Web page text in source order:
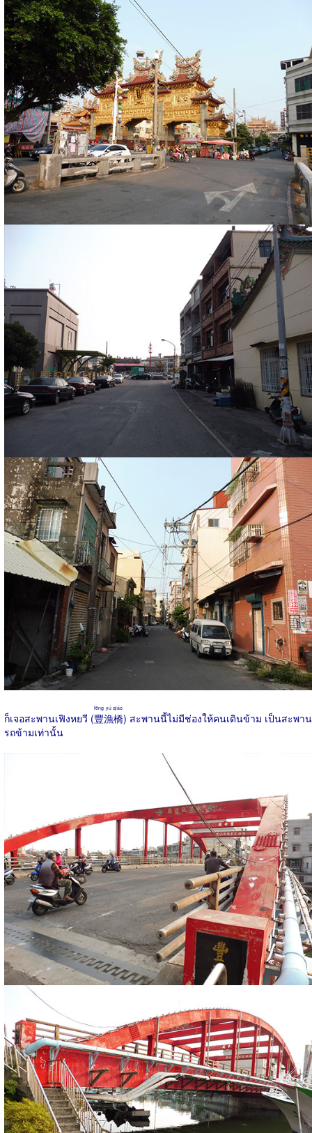
ก็เจอสะพานเฟิงหยวี (豐漁橋
fēng yú qiáo
) สะพานนี้ไม่มีช่องให้คนเดินข้าม เป็นสะพาน
รถข้ามเท่านั้น